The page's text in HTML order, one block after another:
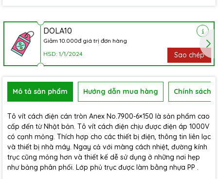
DOLA10
Giảm 10.000đ giá trị đơn hàng
HSD: 1/1/2024
Sao chép
Mô tả sản phẩm Hướng dẫn mua hàng Chính sách
Tô vít cách điện cán tròn Anex No.7900-6×150 là sản phẩm cao
cấp đến từ Nhật bản. Tô vít cách điện chịu được điện áp 1000V
có cạnh mỏng. Thích hợp cho các thiết bị điện, thông tin liên lạc
và thiết bị nhà máy. Ngay cả với màng cách nhiệt, đường kính
trục cũng mỏng hơn và thiết kế dễ sử dụng ở những nơi hẹp
như bảng phân phối. Lớp phủ trục được làm bằng nhựa PP .